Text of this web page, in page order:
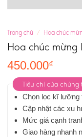
Trang chủ / Hoa chúc
Hoa chúc mừng
450.000₫
Tiêu chí của chúng
Chọn lọc kĩ lưỡng
Cập nhật các xu
Mức giá cạnh
Giao hàng nhanh